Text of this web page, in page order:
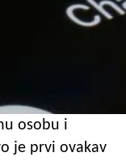
osobu i
je prvi ovakav